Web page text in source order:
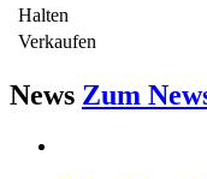
Halten
Verkaufen
News Zum